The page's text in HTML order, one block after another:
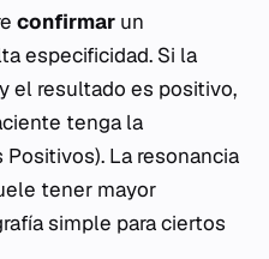
confirmar un
especificidad. Si la
el resultado es positivo,
tenga la
La resonancia
tener mayor
simple para ciertos